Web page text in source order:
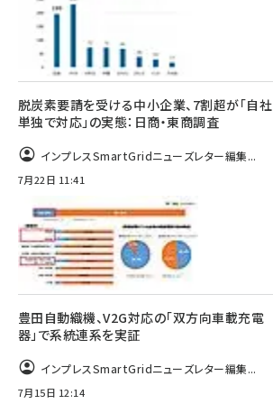
脱炭素要請を受ける中小企業、7割超が「自社
単独で対応」の実態：日商・東商調査
インプレスSmartGridニューズレター編集...
7月22日 11:41
豊田自動織機、V2G対応の「双方向車載充電
器」で系統連系を実証
インプレスSmartGridニューズレター編集...
7月15日 12:14